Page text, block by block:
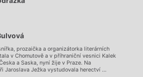
Načítá se.
prozaička a organizátorka literárních
v Chomutově a v příhraniční vesnici Kalek
a Saska, nyní žije v Praze. Na
Jaroslava Ježka vystudovala herectví ...